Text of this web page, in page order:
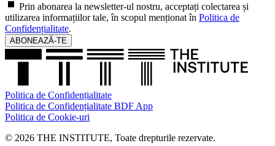
Prin abonarea la newsletter-ul nostru, acceptați colectarea și
utilizarea informațiilor tale, în scopul menționat în Politica de
Confidențialitate.
ABONEAZĂ-TE
Politica de Confidențialitate
Politica de Confidențialitate BDF App
Politica de Cookie-uri
© 2026 THE INSTITUTE, Toate drepturile rezervate.